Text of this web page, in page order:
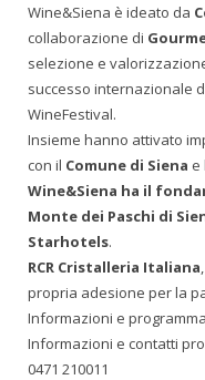
Wine&Siena è ideato da
collaborazione di
selezione e
successo internazionale
WineFestival.
Insieme hanno attivato
con il Comune di Siena e
Wine&Siena ha il
Monte dei Paschi di
Starhotels.
RCR Cristalleria Italiana
propria adesione per la
Informazioni e
Informazioni e contatti
0471 210011